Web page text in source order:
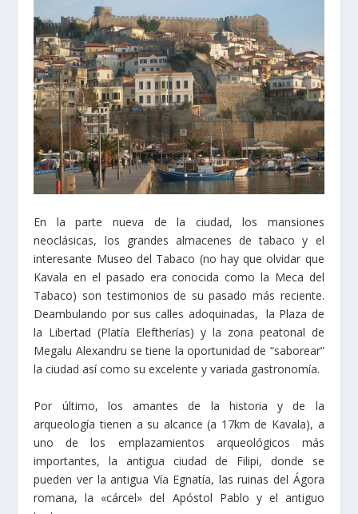
En la parte nueva de la ciudad, los mansiones
neoclásicas, los grandes almacenes de tabaco y el
interesante Museo del Tabaco (no hay que olvidar que
Kavala en el pasado era conocida como la Meca del
Tabaco) son testimonios de su pasado más reciente.
Deambulando por sus calles adoquinadas, la Plaza de
la Libertad (Platía Eleftherías) y la zona peatonal de
Megalu Alexandru se tiene la oportunidad de “saborear”
la ciudad así como su excelente y variada gastronomía.
Por último, los amantes de la historia y de la
arqueología tienen a su alcance (a 17km de Kavala), a
uno de los emplazamientos arqueológicos más
importantes, la antigua ciudad de Filipi, donde se
pueden ver la antigua Vía Egnatía, las ruinas del Ágora
romana, la «cárcel» del Apóstol Pablo y el antiguo